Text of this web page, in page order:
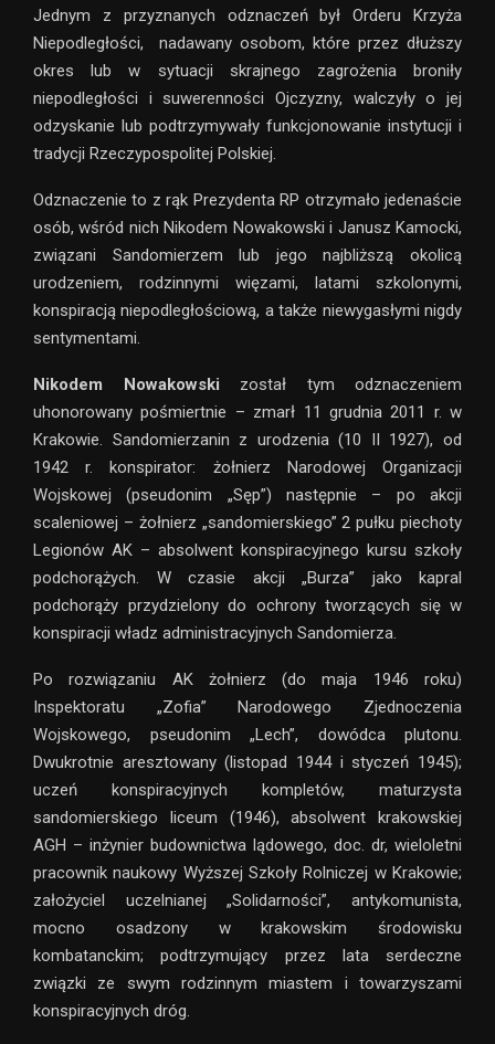
Jednym z przyznanych odznaczeń był Orderu Krzyża
Niepodległości, nadawany osobom, które przez dłuższy
okres lub w sytuacji skrajnego zagrożenia broniły
niepodległości i suwerenności Ojczyzny, walczyły o jej
odzyskanie lub podtrzymywały funkcjonowanie instytucji i
tradycji Rzeczypospolitej Polskiej.
Odznaczenie to z rąk Prezydenta RP otrzymało jedenaście
osób, wśród nich Nikodem Nowakowski i Janusz Kamocki,
związani Sandomierzem lub jego najbliższą okolicą
urodzeniem, rodzinnymi więzami, latami szkolonymi,
konspiracją niepodległościową, a także niewygasłymi nigdy
sentymentami.
Nikodem Nowakowski został tym odznaczeniem
uhonorowany pośmiertnie – zmarł 11 grudnia 2011 r. w
Krakowie. Sandomierzanin z urodzenia (10 II 1927), od
1942 r. konspirator: żołnierz Narodowej Organizacji
Wojskowej (pseudonim „Sęp”) następnie – po akcji
scaleniowej – żołnierz „sandomierskiego” 2 pułku piechoty
Legionów AK – absolwent konspiracyjnego kursu szkoły
podchorążych. W czasie akcji „Burza” jako kapral
podchorąży przydzielony do ochrony tworzących się w
konspiracji władz administracyjnych Sandomierza.
Po rozwiązaniu AK żołnierz (do maja 1946 roku)
Inspektoratu „Zofia” Narodowego Zjednoczenia
Wojskowego, pseudonim „Lech”, dowódca plutonu.
Dwukrotnie aresztowany (listopad 1944 i styczeń 1945);
uczeń konspiracyjnych kompletów, maturzysta
sandomierskiego liceum (1946), absolwent krakowskiej
AGH – inżynier budownictwa lądowego, doc. dr, wieloletni
pracownik naukowy Wyższej Szkoły Rolniczej w Krakowie;
założyciel uczelnianej „Solidarności”, antykomunista,
mocno osadzony w krakowskim środowisku
kombatanckim; podtrzymujący przez lata serdeczne
związki ze swym rodzinnym miastem i towarzyszami
konspiracyjnych dróg.